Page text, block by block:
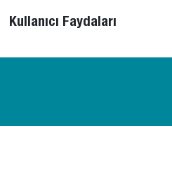
Kullanıcı Faydaları